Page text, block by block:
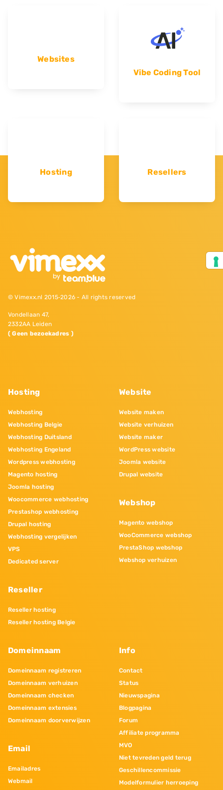
Websites
Vibe Coding Tool
Hosting Resellers
© Vimexx.nl 2015‐2026 - All rights reserved
Vondellaan 47,
2332AA Leiden
( Geen bezoekadres )
Hosting
Webhosting
Webhosting Belgie
Webhosting Duitsland
Webhosting Engeland
Wordpress webhosting
Magento hosting
Joomla hosting
Woocommerce webhosting
Prestashop webhosting
Drupal hosting
Webhosting vergelijken
VPS
Dedicated server
Reseller
Reseller hosting
Reseller hosting Belgie
Website
Website maken
Website verhuizen
Website maker
WordPress website
Joomla website
Drupal website
Webshop
Magento webshop
WooCommerce webshop
PrestaShop webshop
Webshop verhuizen
Domeinnaam
Domeinnaam registreren
Domeinnaam verhuizen
Domeinnaam checken
Domeinnaam extensies
Domeinnaam doorverwijzen
Email
Emailadres
Webmail
Info
Contact
Status
Nieuwspagina
Blogpagina
Forum
Affiliate programma
MVO
Niet tevreden geld terug
Geschillencommissie
Modelformulier herroeping